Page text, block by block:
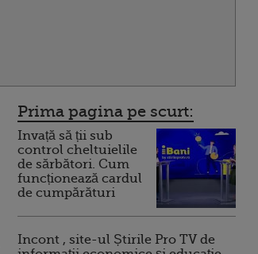
Prima pagina pe scurt:
Invață să ții sub
control cheltuielile
de sărbători. Cum
funcționează cardul
de cumpărături
Incont , site-ul Știrile Pro TV de